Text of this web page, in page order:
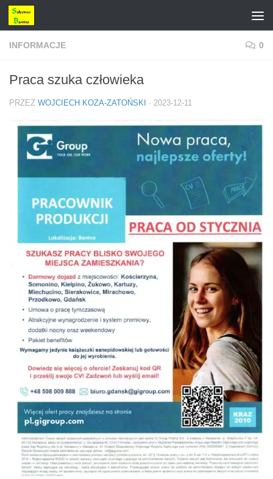
Przejdź do treści
INFORMACJE 0
Praca szuka człowieka
PRZEZ WOJCIECH KOZA-ZATOŃSKI · 2023-12-11